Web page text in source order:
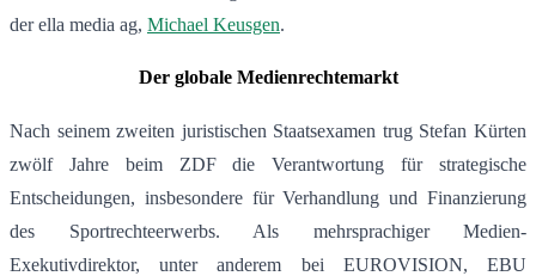
der ella media ag, Michael Keusgen.
Der globale Medienrechtemarkt
Nach seinem zweiten juristischen Staatsexamen trug Stefan Kürten
zwölf Jahre beim ZDF die Verantwortung für strategische
Entscheidungen, insbesondere für Verhandlung und Finanzierung
des Sportrechteerwerbs. Als mehrsprachiger Medien-
Exekutivdirektor, unter anderem bei EUROVISION, EBU